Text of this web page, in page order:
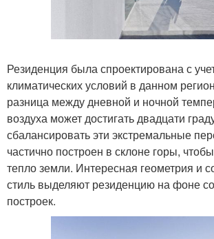
Резиденция была спроектирована с
климатических условий в данном
разница между дневной и ночной
воздуха может достигать двадцати
сбалансировать эти экстремальные
частично построен в склоне горы,
тепло земли. Интересная геометрия и
стиль выделяют резиденцию на фоне
построек.